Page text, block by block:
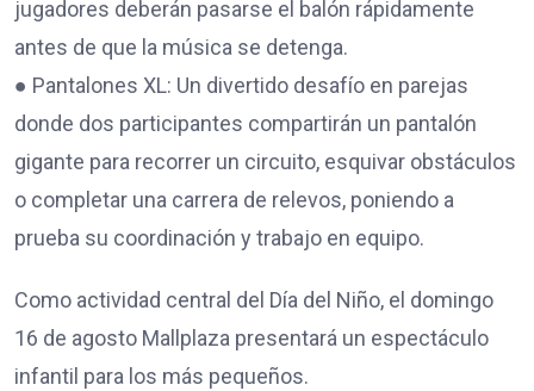
jugadores deberán pasarse el balón rápidamente
antes de que la música se detenga.
● Pantalones XL: Un divertido desafío en parejas
donde dos participantes compartirán un pantalón
gigante para recorrer un circuito, esquivar obstáculos
o completar una carrera de relevos, poniendo a
prueba su coordinación y trabajo en equipo.
Como actividad central del Día del Niño, el domingo
16 de agosto Mallplaza presentará un espectáculo
infantil para los más pequeños.